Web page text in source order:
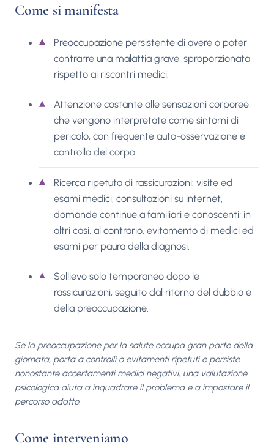
Come si manifesta
Preoccupazione persistente di avere o poter
contrarre una malattia grave, sproporzionata
rispetto ai riscontri medici.
Attenzione costante alle sensazioni corporee,
che vengono interpretate come sintomi di
pericolo, con frequente auto-osservazione e
controllo del corpo.
Ricerca ripetuta di rassicurazioni: visite ed
esami medici, consultazioni su internet,
domande continue a familiari e conoscenti; in
altri casi, al contrario, evitamento di medici ed
esami per paura della diagnosi.
Sollievo solo temporaneo dopo le
rassicurazioni, seguito dal ritorno del dubbio e
della preoccupazione.
Se la preoccupazione per la salute occupa gran parte della
giornata, porta a controlli o evitamenti ripetuti e persiste
nonostante accertamenti medici negativi, una valutazione
psicologica aiuta a inquadrare il problema e a impostare il
percorso adatto.
Come interveniamo